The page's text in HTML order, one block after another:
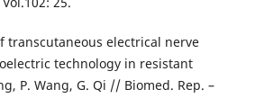
transcutaneous electrical nerve
technology in resistant
P. Wang, G. Qi // Biomed. Rep. –